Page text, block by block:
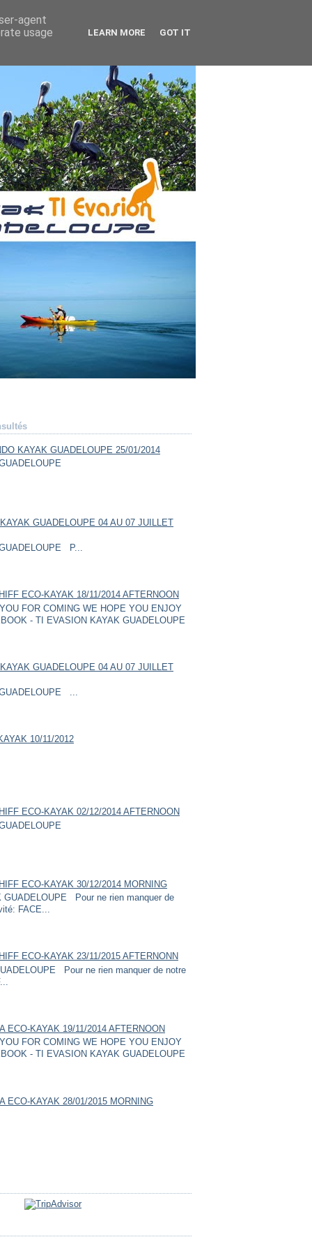
KAYAK GUADELOUPE 25/01/2014
GUADELOUPE 04 AU 07 JUILLET
P...
ECO-KAYAK 18/11/2014 AFTERNOON
FOR COMING WE HOPE YOU ENJOY
- TI EVASION KAYAK GUADELOUPE
GUADELOUPE 04 AU 07 JUILLET
...
10/11/2012
ECO-KAYAK 02/12/2014 AFTERNOON
ECO-KAYAK 30/12/2014 MORNING
Pour ne rien manquer de
FACE...
ECO-KAYAK 23/11/2015 AFTERNONN
Pour ne rien manquer de notre
ECO-KAYAK 19/11/2014 AFTERNOON
FOR COMING WE HOPE YOU ENJOY
- TI EVASION KAYAK GUADELOUPE
ECO-KAYAK 28/01/2015 MORNING
agent
usage
LEARN MORE GOT IT